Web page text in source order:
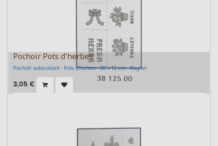
Pochoir Pots d'herbes
Pochoir autocollant - Pots d'herbes - 30 x 12 cm - Rayher
3,05 €